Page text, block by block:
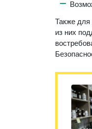
Также для
из них